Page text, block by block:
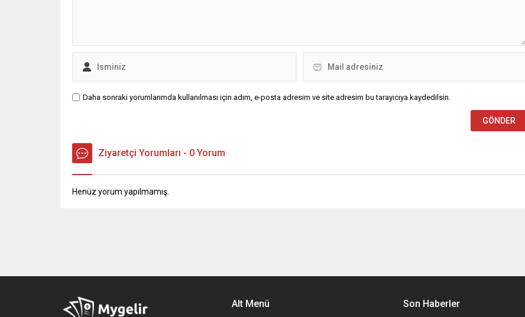
Daha sonraki yorumlarımda kullanılması için adım, e-posta adresim ve site adresim bu tarayıcıya kaydedilsin.
Ziyaretçi Yorumları - 0 Yorum
Henüz yorum yapılmamış.
Alt Menü Son Haberler